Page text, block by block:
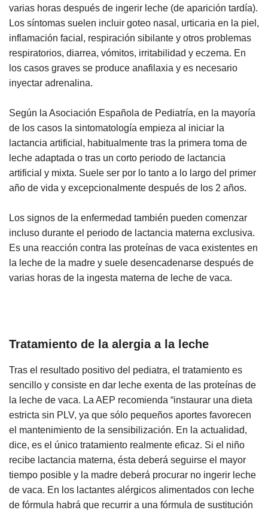
varias horas después de ingerir leche (de aparición tardía).
Los síntomas suelen incluir goteo nasal, urticaria en la piel,
inflamación facial, respiración sibilante y otros problemas
respiratorios, diarrea, vómitos, irritabilidad y eczema. En
los casos graves se produce anafilaxia y es necesario
inyectar adrenalina.
Según la Asociación Española de Pediatría, en la mayoría
de los casos la sintomatología empieza al iniciar la
lactancia artificial, habitualmente tras la primera toma de
leche adaptada o tras un corto periodo de lactancia
artificial y mixta. Suele ser por lo tanto a lo largo del primer
año de vida y excepcionalmente después de los 2 años.
Los signos de la enfermedad también pueden comenzar
incluso durante el periodo de lactancia materna exclusiva.
Es una reacción contra las proteínas de vaca existentes en
la leche de la madre y suele desencadenarse después de
varias horas de la ingesta materna de leche de vaca.
Tratamiento de la alergia a la leche
Tras el resultado positivo del pediatra, el tratamiento es
sencillo y consiste en dar leche exenta de las proteínas de
la leche de vaca. La AEP recomienda “instaurar una dieta
estricta sin PLV, ya que sólo pequeños aportes favorecen
el mantenimiento de la sensibilización. En la actualidad,
dice, es el único tratamiento realmente eficaz. Si el niño
recibe lactancia materna, ésta deberá seguirse el mayor
tiempo posible y la madre deberá procurar no ingerir leche
de vaca. En los lactantes alérgicos alimentados con leche
de fórmula habrá que recurrir a una fórmula de sustitución